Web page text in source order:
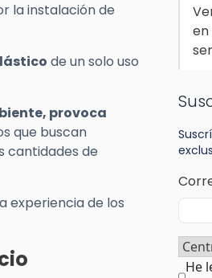
la instalación de
de un solo uso
provoca
que buscan
cantidades de
experiencia de los
en
He